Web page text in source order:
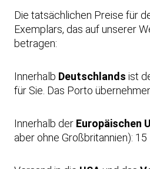
Die tatsächlichen Preise für
Exemplars, das auf unserer
betragen:
Innerhalb Deutschlands ist
für Sie. Das Porto
Innerhalb der Europäischen
aber ohne Großbritannien): 15